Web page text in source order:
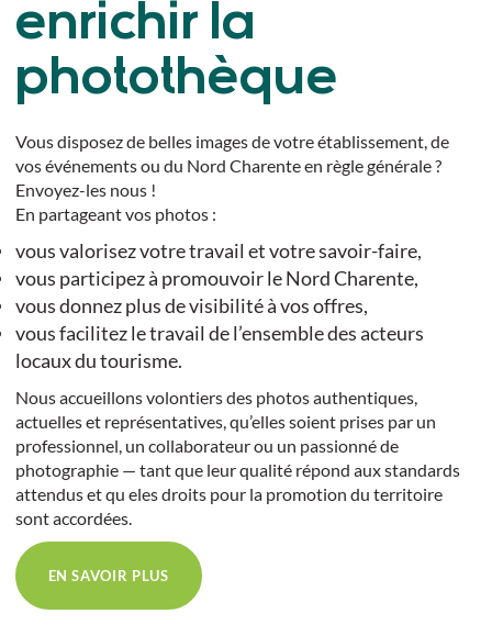
enrichir la
photothèque
Vous disposez de belles images de votre établissement, de
vos événements ou du Nord Charente en règle générale ?
Envoyez-les nous !
En partageant vos photos :
vous valorisez votre travail et votre savoir-faire,
vous participez à promouvoir le Nord Charente,
vous donnez plus de visibilité à vos offres,
vous facilitez le travail de l’ensemble des acteurs
locaux du tourisme.
Nous accueillons volontiers des photos authentiques,
actuelles et représentatives, qu’elles soient prises par un
professionnel, un collaborateur ou un passionné de
photographie — tant que leur qualité répond aux standards
attendus et qu eles droits pour la promotion du territoire
sont accordées.
EN SAVOIR PLUS